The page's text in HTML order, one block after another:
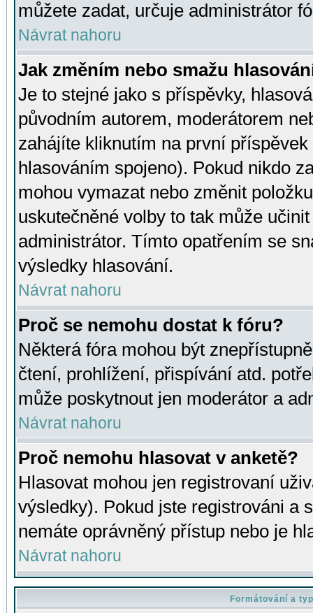
můžete zadat, určuje administrátor
Návrat nahoru
Jak změním nebo smažu
Je to stejné jako s příspěvky,
původním autorem, moderátorem
zahájíte kliknutím na první
hlasováním spojeno). Pokud nikdo
mohou vymazat nebo změnit
uskutečněné volby to tak může
administrátor. Tímto opatřením se
výsledky hlasování.
Návrat nahoru
Proč se nemohu dostat k fóru?
Některá fóra mohou být
čtení, prohlížení, přispívání atd.
může poskytnout jen moderátor a
Návrat nahoru
Proč nemohu hlasovat v anketě?
Hlasovat mohou jen registrovaní
výsledky). Pokud jste registrováni a
nemáte oprávněný přístup nebo je
Návrat nahoru
Formátování a